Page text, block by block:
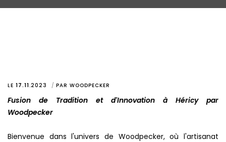
LE 17.11.2023 PAR WOODPECKER
Fusion de Tradition et d'Innovation à Héricy par
Woodpecker
Bienvenue dans l'univers de Woodpecker, où l'artisanat